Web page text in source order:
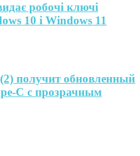
робочі ключі
10 і Windows 11
получит обновленный
C с прозрачным